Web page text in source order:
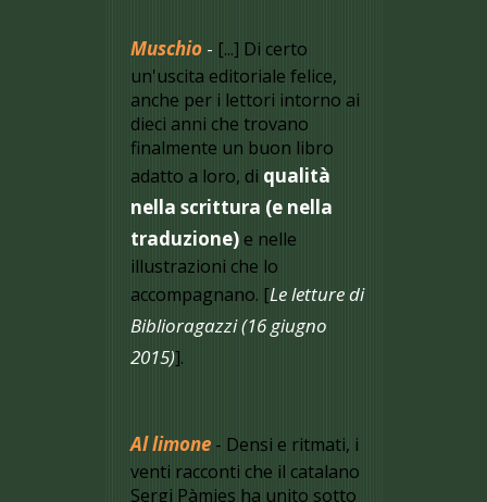
Muschio - [...] Di certo
un'uscita editoriale felice,
anche per i lettori intorno ai
dieci anni che trovano
finalmente un buon libro
adatto a loro, di qualità
nella scrittura (e nella
traduzione) e nelle
illustrazioni che lo
accompagnano. [Le letture di
Biblioragazzi (16 giugno
2015)].
Al limone - Densi e ritmati, i
venti racconti che il catalano
Sergi Pàmies ha unito sotto